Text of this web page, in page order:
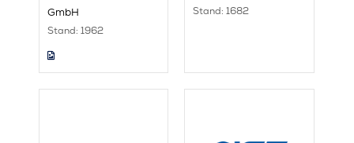
GmbH
Stand: 1962
Stand: 1682